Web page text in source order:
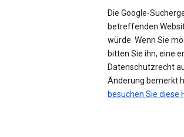
Die Google-
betreffenden
würde. Wenn Sie
bitten Sie ihn, eine
Datenschutzrecht
Änderung bemerkt
besuchen Sie diese